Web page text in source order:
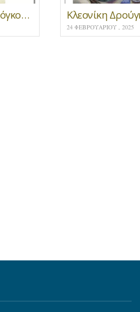
Κωστής Παπακόγκος * Νότος
24 ΦΕΒΡΟΥΑΡΊΟΥ , 2025